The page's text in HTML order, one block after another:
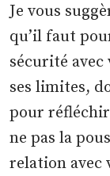
Je vous
qu’il faut
sécurité avec
ses limites,
pour
ne pas la
relation avec